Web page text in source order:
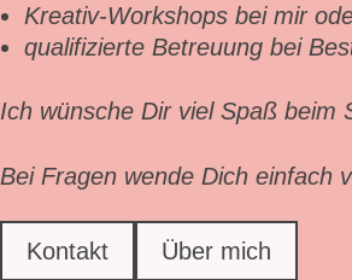
Kreativ-Workshops bei mir
qualifizierte Betreuung bei
Ich wünsche Dir viel Spaß beim
Bei Fragen wende Dich einfach
Kontakt Über mich